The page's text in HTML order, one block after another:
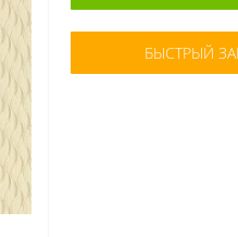
БЫСТРЫЙ